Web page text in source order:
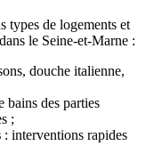
types de logements et
le Seine-et-Marne :
douche italienne,
bains des parties
;
: interventions rapides